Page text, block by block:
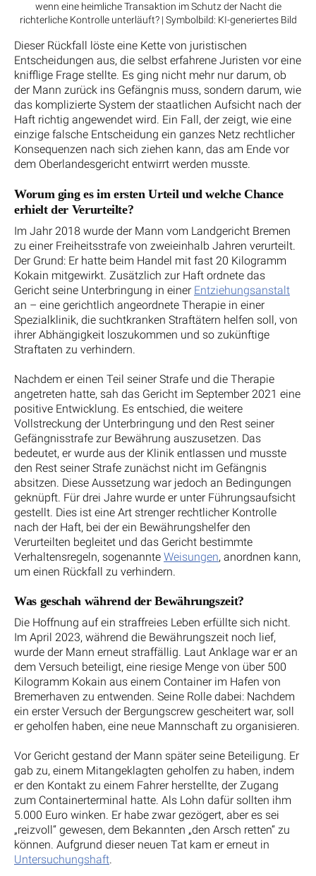
wenn eine heimliche Transaktion im Schutz der Nacht die
richterliche Kontrolle unterläuft? | Symbolbild: KI-generiertes Bild
Dieser Rückfall löste eine Kette von juristischen
Entscheidungen aus, die selbst erfahrene Juristen vor eine
knifflige Frage stellte. Es ging nicht mehr nur darum, ob
der Mann zurück ins Gefängnis muss, sondern darum, wie
das komplizierte System der staatlichen Aufsicht nach der
Haft richtig angewendet wird. Ein Fall, der zeigt, wie eine
einzige falsche Entscheidung ein ganzes Netz rechtlicher
Konsequenzen nach sich ziehen kann, das am Ende vor
dem Oberlandesgericht entwirrt werden musste.
Worum ging es im ersten Urteil und welche Chance
erhielt der Verurteilte?
Im Jahr 2018 wurde der Mann vom Landgericht Bremen
zu einer Freiheitsstrafe von zweieinhalb Jahren verurteilt.
Der Grund: Er hatte beim Handel mit fast 20 Kilogramm
Kokain mitgewirkt. Zusätzlich zur Haft ordnete das
Gericht seine Unterbringung in einer Entziehungsanstalt
an – eine gerichtlich angeordnete Therapie in einer
Spezialklinik, die suchtkranken Straftätern helfen soll, von
ihrer Abhängigkeit loszukommen und so zukünftige
Straftaten zu verhindern.
Nachdem er einen Teil seiner Strafe und die Therapie
angetreten hatte, sah das Gericht im September 2021 eine
positive Entwicklung. Es entschied, die weitere
Vollstreckung der Unterbringung und den Rest seiner
Gefängnisstrafe zur Bewährung auszusetzen. Das
bedeutet, er wurde aus der Klinik entlassen und musste
den Rest seiner Strafe zunächst nicht im Gefängnis
absitzen. Diese Aussetzung war jedoch an Bedingungen
geknüpft. Für drei Jahre wurde er unter Führungsaufsicht
gestellt. Dies ist eine Art strenger rechtlicher Kontrolle
nach der Haft, bei der ein Bewährungshelfer den
Verurteilten begleitet und das Gericht bestimmte
Verhaltensregeln, sogenannte Weisungen, anordnen kann,
um einen Rückfall zu verhindern.
Was geschah während der Bewährungszeit?
Die Hoffnung auf ein straffreies Leben erfüllte sich nicht.
Im April 2023, während die Bewährungszeit noch lief,
wurde der Mann erneut straffällig. Laut Anklage war er an
dem Versuch beteiligt, eine riesige Menge von über 500
Kilogramm Kokain aus einem Container im Hafen von
Bremerhaven zu entwenden. Seine Rolle dabei: Nachdem
ein erster Versuch der Bergungscrew gescheitert war, soll
er geholfen haben, eine neue Mannschaft zu organisieren.
Vor Gericht gestand der Mann später seine Beteiligung. Er
gab zu, einem Mitangeklagten geholfen zu haben, indem
er den Kontakt zu einem Fahrer herstellte, der Zugang
zum Containerterminal hatte. Als Lohn dafür sollten ihm
5.000 Euro winken. Er habe zwar gezögert, aber es sei
„reizvoll“ gewesen, dem Bekannten „den Arsch retten“ zu
können. Aufgrund dieser neuen Tat kam er erneut in
Untersuchungshaft.